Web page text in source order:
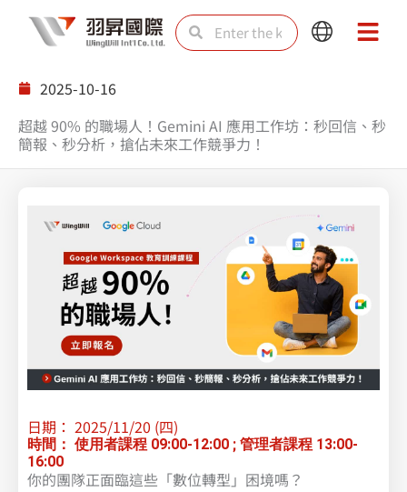
SearchSearch
Main
Main
2025-10-16
超越 90% 的職場人！Gemini AI 應用工作坊：秒回信、秒
簡報、秒分析，搶佔未來工作競爭力！
日期： 2025/11/20 (四)
時間： 使用者課程 09:00-12:00 ; 管理者課程 13:00-
16:00
你的團隊正面臨這些「數位轉型」困境嗎？